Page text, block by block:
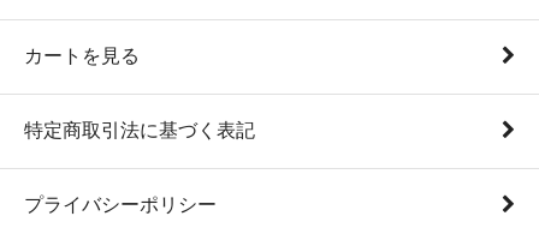
カートを見る
特定商取引法に基づく表記
プライバシーポリシー